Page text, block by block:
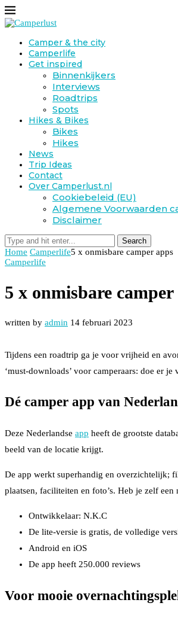
Camper & the city
Camperlife
Get inspired
Binnenkijkers
Interviews
Roadtrips
Spots
Hikes & Bikes
Bikes
Hikes
News
Trip Ideas
Contact
Over Camperlust.nl
Cookiebeleid (EU)
Algemene Voorwaarden
Disclaimer
Search
Home Camperlife5 x onmisbare camper apps
Camperlife
5 x onmisbare camper
written by admin 14 februari 2023
Tijdens een roadtrip ga je voor vrijheid en
‘must-downloads’ voor camperaars: doe er je
Dé camper app van
Deze Nederlandse app heeft de grootste
beeld van de locatie krijgt.
De app werkt superhandig en overzichtelijk;
plaatsen, faciliteiten en foto’s. Heb je zelf
Ontwikkelaar: N.K.C
De lite-versie is gratis, de volledige
Android en iOS
De app heeft 250.000 reviews
Voor mooie